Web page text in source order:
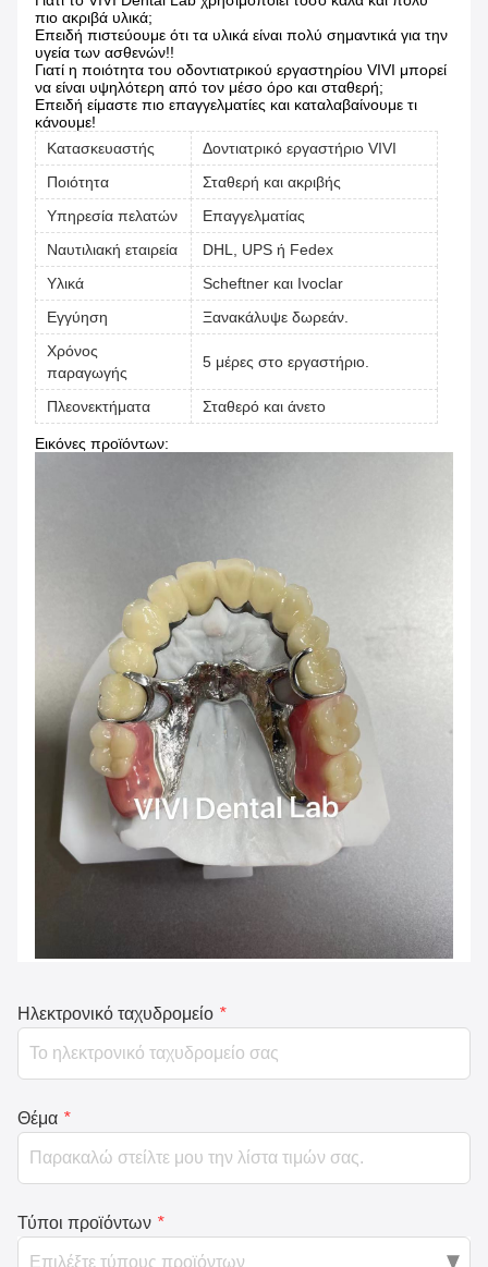
πιο ακριβά υλικά;
Επειδή πιστεύουμε ότι τα υλικά είναι πολύ σημαντικά για την
υγεία των ασθενών!!
Γιατί η ποιότητα του οδοντιατρικού εργαστηρίου VIVI μπορεί
να είναι υψηλότερη από τον μέσο όρο και σταθερή;
Επειδή είμαστε πιο επαγγελματίες και καταλαβαίνουμε τι
κάνουμε!
Κατασκευαστής
Δοντιατρικό εργαστήριο VIVI
Ποιότητα
Σταθερή και ακριβής
Υπηρεσία πελατών
Επαγγελματίας
Ναυτιλιακή εταιρεία
DHL, UPS ή Fedex
Υλικά
Scheftner και Ivoclar
Εγγύηση
Ξανακάλυψε δωρεάν.
Χρόνος
παραγωγής
5 μέρες στο εργαστήριο.
Πλεονεκτήματα Σταθερό και άνετο
Εικόνες προϊόντων:
Ηλεκτρονικό ταχυδρομείο *
Θέμα *
Τύποι προϊόντων *